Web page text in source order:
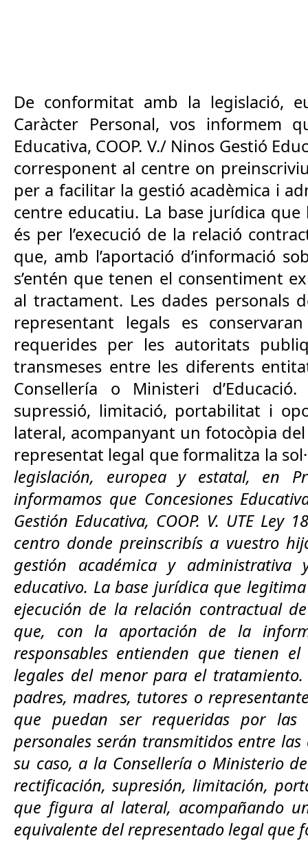
De conformitat amb la legislació,
Caràcter Personal, vos informem
Educativa, COOP. V./ Ninos Gestió
corresponent al centre on
per a facilitar la gestió acadèmica i
centre educatiu. La base jurídica
és per l’execució de la relació
que, amb l’aportació d’informació
s’entén que tenen el consentiment
al tractament. Les dades
representant legals es
requerides per les autoritats
transmeses entre les diferents
Consellería o Ministeri
supressió, limitació, portabilitat i
lateral, acompanyant un fotocòpia
representat legal que formalitza la
legislación, europea y estatal, en
informamos que Concesiones
Gestión Educativa, COOP. V. UTE
centro donde preinscribís a vuestro
gestión académica y
educativo. La base jurídica que
ejecución de la relación contractual
que, con la aportación de la
responsables entienden que tienen
legales del menor para el
padres, madres, tutores o
que puedan ser requeridas por las
personales serán transmitidos entre
su caso, a la Consellería o Ministerio
rectificación, supresión, limitación,
que figura al lateral, acompañando
equivalente del representado legal